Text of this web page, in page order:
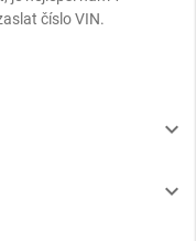
číslo VIN.

